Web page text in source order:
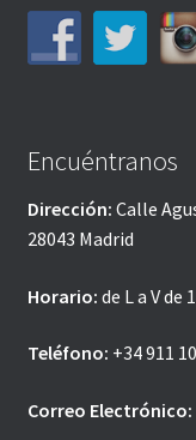
Encuéntranos
Dirección: Calle
28043 Madrid
Horario: de L a V de
Teléfono: +34 911
Correo Electrónico: